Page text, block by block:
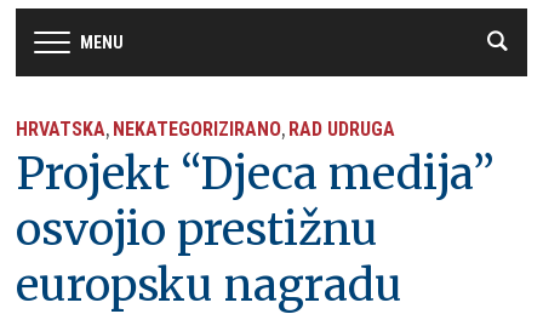
MENU
HRVATSKA, NEKATEGORIZIRANO, RAD UDRUGA
Projekt “Djeca medija”
osvojio prestižnu
europsku nagradu